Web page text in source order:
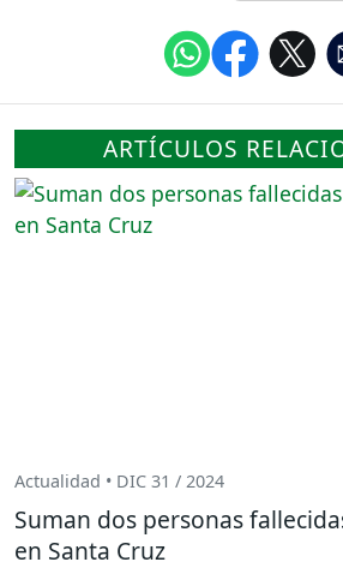
ARTÍCULOS
Actualidad • DIC 31 / 2024
Suman dos personas
en Santa Cruz